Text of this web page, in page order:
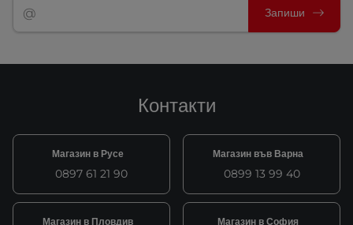
Запиши
Контакти
Магазин в Русе
0897 61 21 90
Магазин във Варна
0899 13 99 40
Магазин в Пловдив Магазин в София